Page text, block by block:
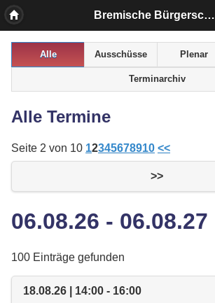
Bremische Bürgerschaft
Alle Ausschüsse Plenar
Terminarchiv
Alle Termine
Seite 2 von 10 12345678910 <<
>>
06.08.26 - 06.08.27
100 Einträge gefunden
18.08.26 | 14:00 - 16:00